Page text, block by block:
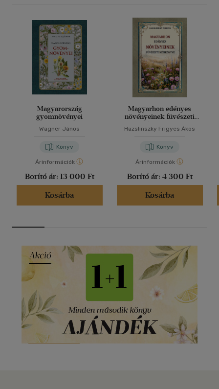
Magyarország
gyomnövényei
Wagner János
Könyv
Árinformációk
Borító ár: 13 000 Ft
Kosárba
Magyarhon edényes
növényeinek füvészeti
Hazslinszky Frigyes Ákos
Könyv
Árinformációk
Borító ár: 4 300 Ft
Kosárba